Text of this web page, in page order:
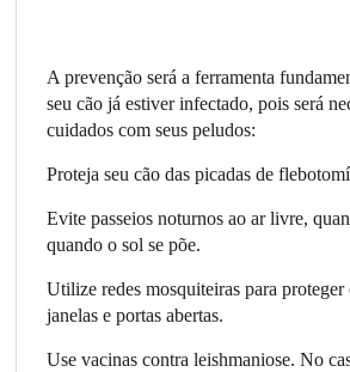
A prevenção será a ferramenta
seu cão já estiver infectado, pois será
cuidados com seus peludos:
Proteja seu cão das picadas de
Evite passeios noturnos ao ar livre,
quando o sol se põe.
Utilize redes mosquiteiras para proteger
janelas e portas abertas.
Use vacinas contra leishmaniose. No